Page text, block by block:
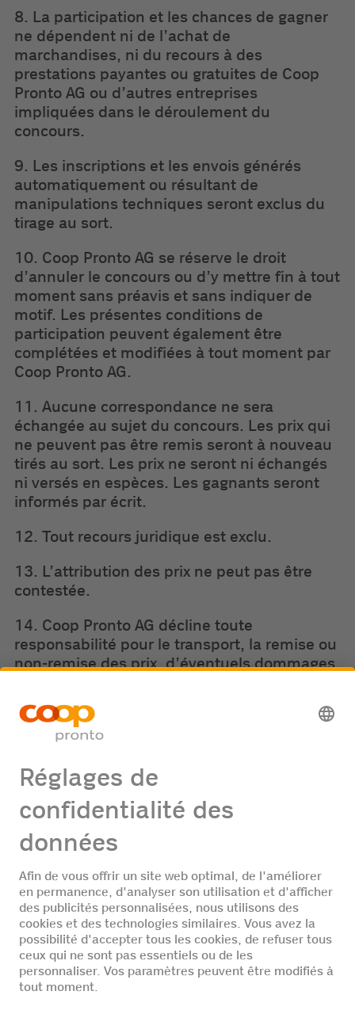
8. La participation et les chances de gagner
ne dépendent ni de l’achat de
marchandises, ni du recours à des
prestations payantes ou gratuites de Coop
Pronto AG ou d’autres entreprises
impliquées dans le déroulement du
concours.
9. Les inscriptions et les envois générés
automatiquement ou résultant de
manipulations techniques seront exclus du
tirage au sort.
10. Coop Pronto AG se réserve le droit
d’annuler le concours ou d’y mettre fin à tout
moment sans préavis et sans indiquer de
motif. Les présentes conditions de
participation peuvent également être
complétées et modifiées à tout moment par
Coop Pronto AG.
11. Aucune correspondance ne sera
échangée au sujet du concours. Les prix qui
ne peuvent pas être remis seront à nouveau
tirés au sort. Les prix ne seront ni échangés
ni versés en espèces. Les gagnants seront
informés par écrit.
12. Tout recours juridique est exclu.
13. L’attribution des prix ne peut pas être
contestée.
14. Coop Pronto AG décline toute
responsabilité pour le transport, la remise ou
non-remise des prix, d’éventuels dommages
partielle des articles.
15. Seules les données des gagnants seront
16. Les données personnelles seront traitées
conformément à la déclaration de protection
09.09.2026.